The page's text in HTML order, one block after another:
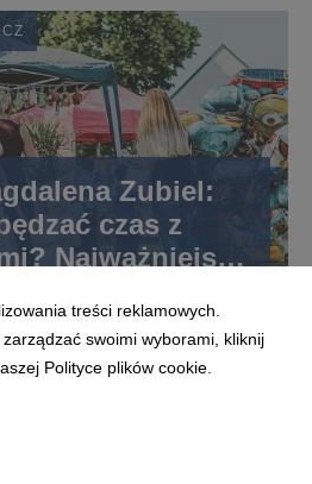
Zubiel:
czas z
Najważniejsza
treści reklamowych.
swoimi wyborami, kliknij
Polityce plików cookie.